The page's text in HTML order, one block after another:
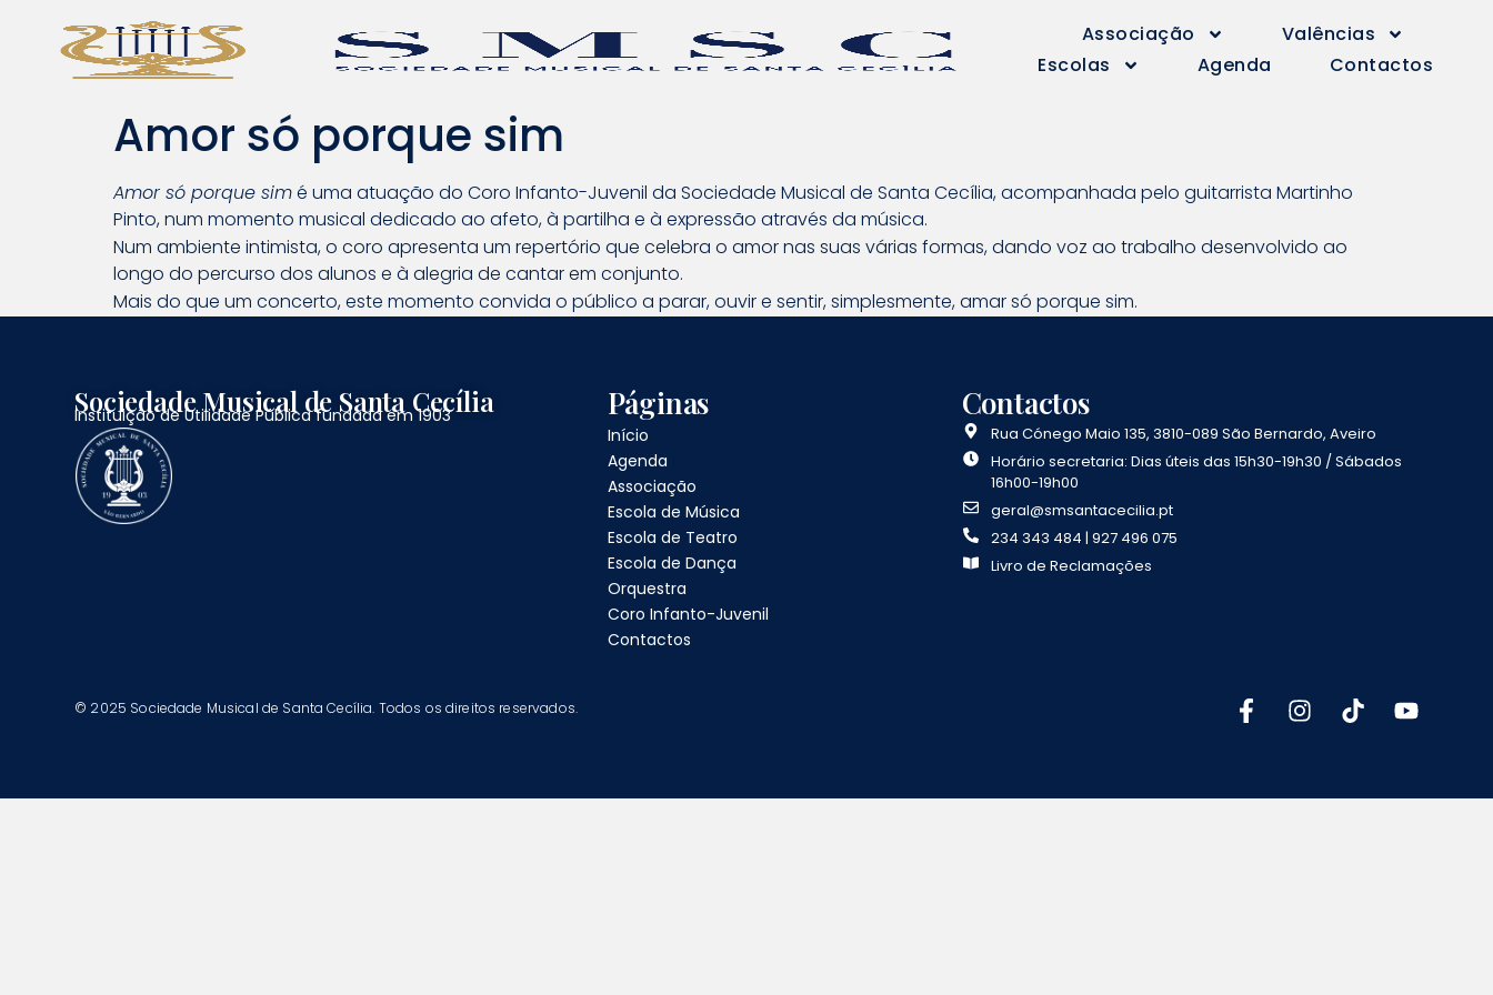
Associação
Valências
Escolas
Agenda Contactos
Amor só porque sim
Amor só porque simé uma atuação do Coro Infanto-Juvenil da Sociedade Musical de Santa Cecília, acompanhada pelo guitarrista Martinho
Pinto, num momento musical dedicado ao afeto, à partilha e à expressão através da música.
Num ambiente intimista, o coro apresenta um repertório que celebra o amor nas suas várias formas, dando voz ao trabalho desenvolvido ao
longo do percurso dos alunos e à alegria de cantar em conjunto.
Mais do que um concerto, este momento convida o público a parar, ouvir e sentir, simplesmente, amar só porque sim.
Sociedade Musical de Santa Cecília
Instituição de Utilidade Pública fundada em 1903 Páginas
Início
Agenda
Associação
Escola de Música
Escola de Teatro
Escola de Dança
Orquestra
Coro Infanto-Juvenil
Contactos
Contactos
Rua Cónego Maio 135, 3810-089 São Bernardo, Aveiro
Horário secretaria: Dias úteis das 15h30-19h30 / Sábados
16h00-19h00
geral@smsantacecilia.pt
234 343 484 | 927 496 075
Livro de Reclamações
© 2025 Sociedade Musical de Santa Cecília. Todos os direitos reservados.